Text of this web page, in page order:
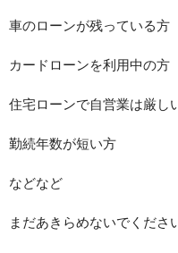
車のローンが残っている方
カードローンを利用中の方
住宅ローンで自営業は厳し
勤続年数が短い方
などなど
まだあきらめないでくださ